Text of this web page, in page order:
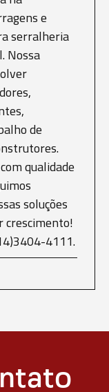
e
serralheria
Nossa
de
qualidade
soluções
crescimento!
4111.